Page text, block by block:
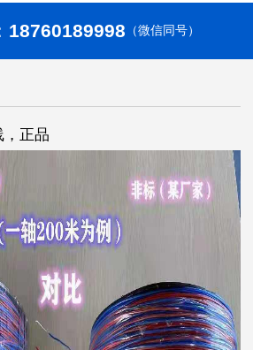
18760189998 （微信同号）
，正品